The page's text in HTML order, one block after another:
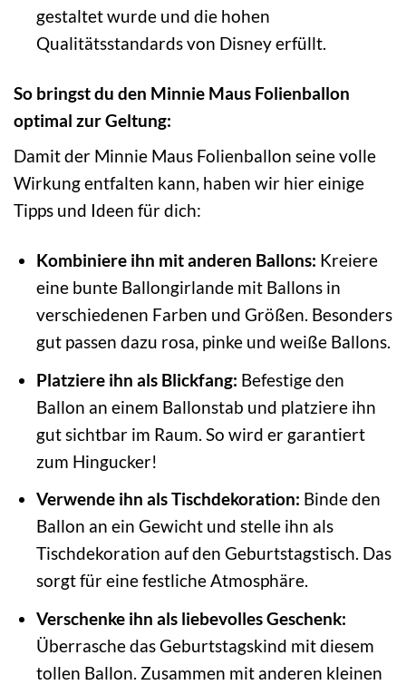
gestaltet wurde und die hohen
Qualitätsstandards von Disney erfüllt.
So bringst du den Minnie Maus Folienballon
optimal zur Geltung:
Damit der Minnie Maus Folienballon seine volle
Wirkung entfalten kann, haben wir hier einige
Tipps und Ideen für dich:
Kombiniere ihn mit anderen Ballons: Kreiere
eine bunte Ballongirlande mit Ballons in
verschiedenen Farben und Größen. Besonders
gut passen dazu rosa, pinke und weiße Ballons.
Platziere ihn als Blickfang: Befestige den
Ballon an einem Ballonstab und platziere ihn
gut sichtbar im Raum. So wird er garantiert
zum Hingucker!
Verwende ihn als Tischdekoration: Binde den
Ballon an ein Gewicht und stelle ihn als
Tischdekoration auf den Geburtstagstisch. Das
sorgt für eine festliche Atmosphäre.
Verschenke ihn als liebevolles Geschenk:
Überrasche das Geburtstagskind mit diesem
tollen Ballon. Zusammen mit anderen kleinen